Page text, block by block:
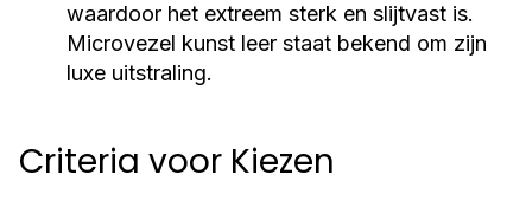
waardoor het extreem sterk en slijtvast is.
Microvezel kunst leer staat bekend om zijn
luxe uitstraling.
Criteria voor Kiezen